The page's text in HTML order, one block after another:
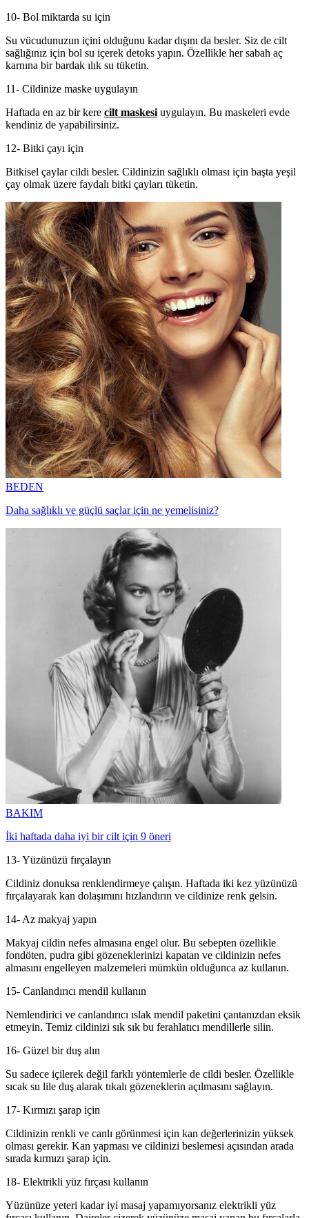
10- Bol miktarda su için
Su vücudunuzun içini olduğunu kadar dışını da besler. Siz de cilt
sağlığınız için bol su içerek detoks yapın. Özellikle her sabah aç
karnına bir bardak ılık su tüketin.
11- Cildinize maske uygulayın
Haftada en az bir kere cilt maskesi uygulayın. Bu maskeleri evde
kendiniz de yapabilirsiniz.
12- Bitki çayı için
Bitkisel çaylar cildi besler. Cildinizin sağlıklı olması için başta yeşil
çay olmak üzere faydalı bitki çayları tüketin.
BEDEN
Daha sağlıklı ve güçlü saçlar için ne yemelisiniz?
BAKIM
İki haftada daha iyi bir cilt için 9 öneri
13- Yüzünüzü fırçalayın
Cildiniz donuksa renklendirmeye çalışın. Haftada iki kez yüzünüzü
fırçalayarak kan dolaşımını hızlandırın ve cildinize renk gelsin.
14- Az makyaj yapın
Makyaj cildin nefes almasına engel olur. Bu sebepten özellikle
fondöten, pudra gibi gözeneklerinizi kapatan ve cildinizin nefes
almasını engelleyen malzemeleri mümkün olduğunca az kullanın.
15- Canlandırıcı mendil kullanın
Nemlendirici ve canlandırıcı ıslak mendil paketini çantanızdan eksik
etmeyin. Temiz cildinizi sık sık bu ferahlatıcı mendillerle silin.
16- Güzel bir duş alın
Su sadece içilerek değil farklı yöntemlerle de cildi besler. Özellikle
sıcak su lile duş alarak tıkalı gözeneklerin açılmasını sağlayın.
17- Kırmızı şarap için
Cildinizin renkli ve canlı görünmesi için kan değerlerinizin yüksek
olması gerekir. Kan yapması ve cildinizi beslemesi açısından arada
sırada kırmızı şarap için.
18- Elektrikli yüz fırçası kullanın
Yüzünüze yeteri kadar iyi masaj yapamıyorsanız elektrikli yüz